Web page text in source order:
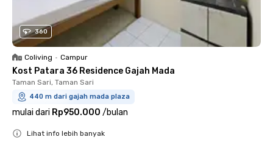
360
Coliving • Campur
Kost Patara 36 Residence Gajah Mada
Taman Sari, Taman Sari
440 m dari gajah mada plaza
mulai dari Rp950.000 /bulan
Lihat info lebih banyak